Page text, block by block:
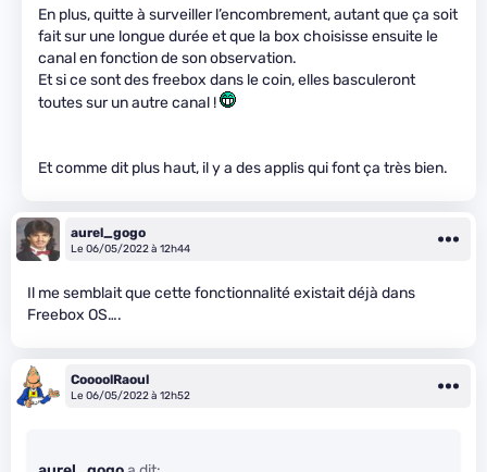
En plus, quitte à surveiller l’encombrement, autant que ça soit
fait sur une longue durée et que la box choisisse ensuite le
canal en fonction de son observation.
Et si ce sont des freebox dans le coin, elles basculeront
toutes sur un autre canal !
Et comme dit plus haut, il y a des applis qui font ça très bien.
aurel_gogo
Le 06/05/2022 à 12h44
Il me semblait que cette fonctionnalité existait déjà dans
Freebox OS….
CoooolRaoul
Le 06/05/2022 à 12h52